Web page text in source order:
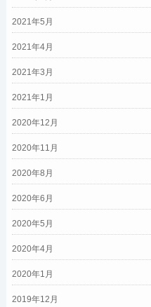
2021年5月
2021年4月
2021年3月
2021年1月
2020年12月
2020年11月
2020年8月
2020年6月
2020年5月
2020年4月
2020年1月
2019年12月